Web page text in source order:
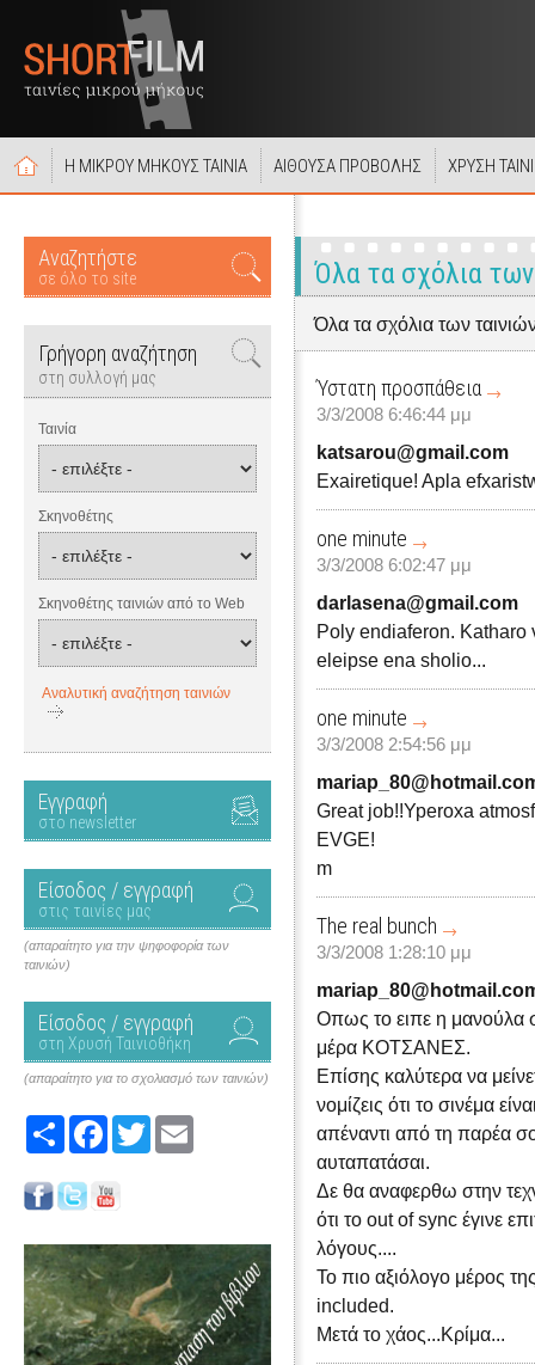
Η ΜΙΚΡΟΥ ΜΗΚΟΥΣ ΤΑΙΝΙΑ ΑΙΘΟΥΣΑ ΠΡΟΒΟΛΗΣ ΧΡΥΣΗ
Αναζητήστε
σε όλο το site
Γρήγορη αναζήτηση
στη συλλογή μας
Ταινία
Σκηνοθέτης
Σκηνοθέτης ταινιών από το Web
Αναλυτική αναζήτηση ταινιών
Εγγραφή
στο newsletter
Είσοδος / εγγραφή
στις ταινίες μας
(απαραίτητο για την ψηφοφορία των
ταινιών)
Είσοδος / εγγραφή
στη Χρυσή Ταινιοθήκη
(απαραίτητο για το σχολιασμό των ταινιών)
Share FacebookTwitter
Όλα τα σχόλια των
Όλα τα σχόλια των
Ύστατη προσπάθεια
3/3/2008 6:46:44 μμ
katsarou@gmail.com
Exairetique! Apla
one minute
3/3/2008 6:02:47 μμ
darlasena@gmail.com
Poly endiaferon. Katharo
eleipse ena sholio...
one minute
3/3/2008 2:54:56 μμ
Great job!!Yperoxa
EVGE!
m
The real bunch
3/3/2008 1:28:10 μμ
Οπως το ειπε η μανούλα
μέρα ΚΟΤΣΑΝΕΣ.
Επίσης καλύτερα να
νομίζεις ότι το σινέμα
απέναντι από τη παρέα
αυταπατάσαι.
Δε θα αναφερθω στην
ότι το out of sync έγινε
λόγους....
Το πιο αξιόλογο μέρος
included.
Μετά το χάος...Κρίμα...